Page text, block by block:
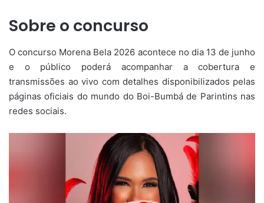
Sobre o concurso
O concurso Morena Bela 2026 acontece no dia 13 de junho
e o público poderá acompanhar a cobertura e
transmissões ao vivo com detalhes disponibilizados pelas
páginas oficiais do mundo do Boi-Bumbá de Parintins nas
redes sociais.